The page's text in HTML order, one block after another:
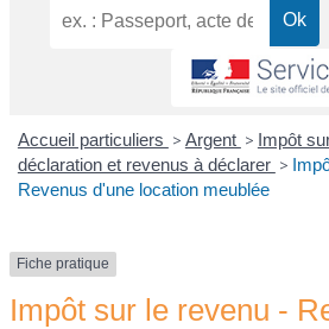
Accueil particuliers > Argent > Impôt
déclaration et revenus à déclarer >
Revenus d'une location meublée
Fiche pratique
Impôt sur le revenu -